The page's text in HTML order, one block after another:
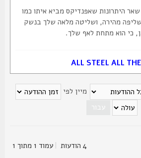
היתרונות שאפנדיקס מביא איתו כמו
מהירה, ושליטה מלאה שלך בנשק
הוא מתחת לאף שלך.
ALL STEEL ALL
מיין לפי
|עמוד1מתוך1